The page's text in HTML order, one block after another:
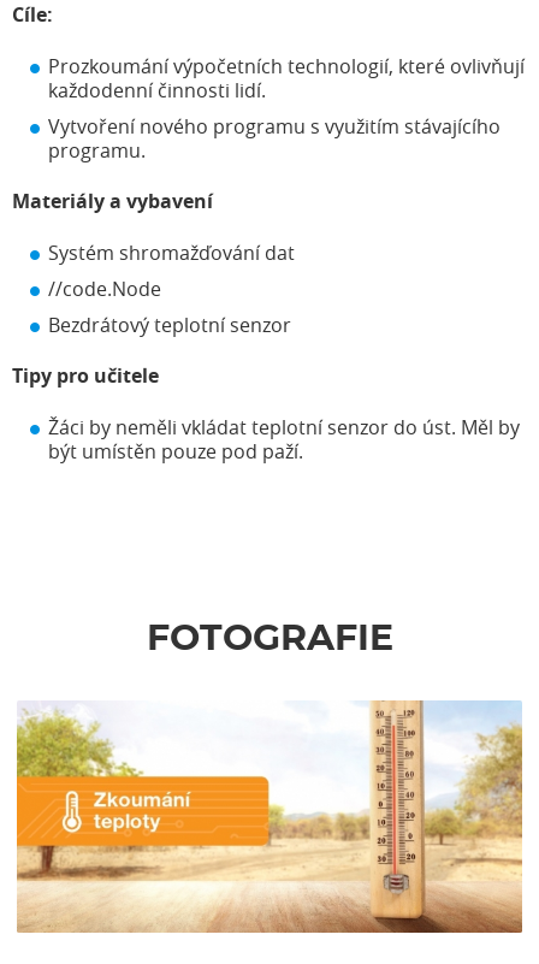
Cíle:
Prozkoumání výpočetních technologií, které ovlivňují
každodenní činnosti lidí.
Vytvoření nového programu s využitím stávajícího
programu.
Materiály a vybavení
Systém shromažďování dat
//code.Node
Bezdrátový teplotní senzor
Tipy pro učitele
Žáci by neměli vkládat teplotní senzor do úst. Měl by
být umístěn pouze pod paží.
FOTOGRAFIE